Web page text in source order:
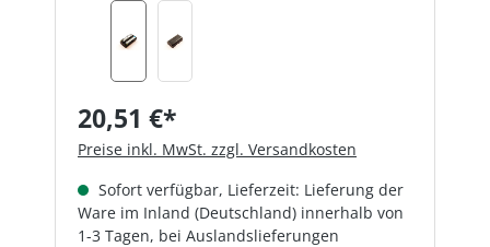
20,51 €*
Preise inkl. MwSt. zzgl. Versandkosten
Sofort verfügbar, Lieferzeit: Lieferung der
Ware im Inland (Deutschland) innerhalb von
1-3 Tagen, bei Auslandslieferungen